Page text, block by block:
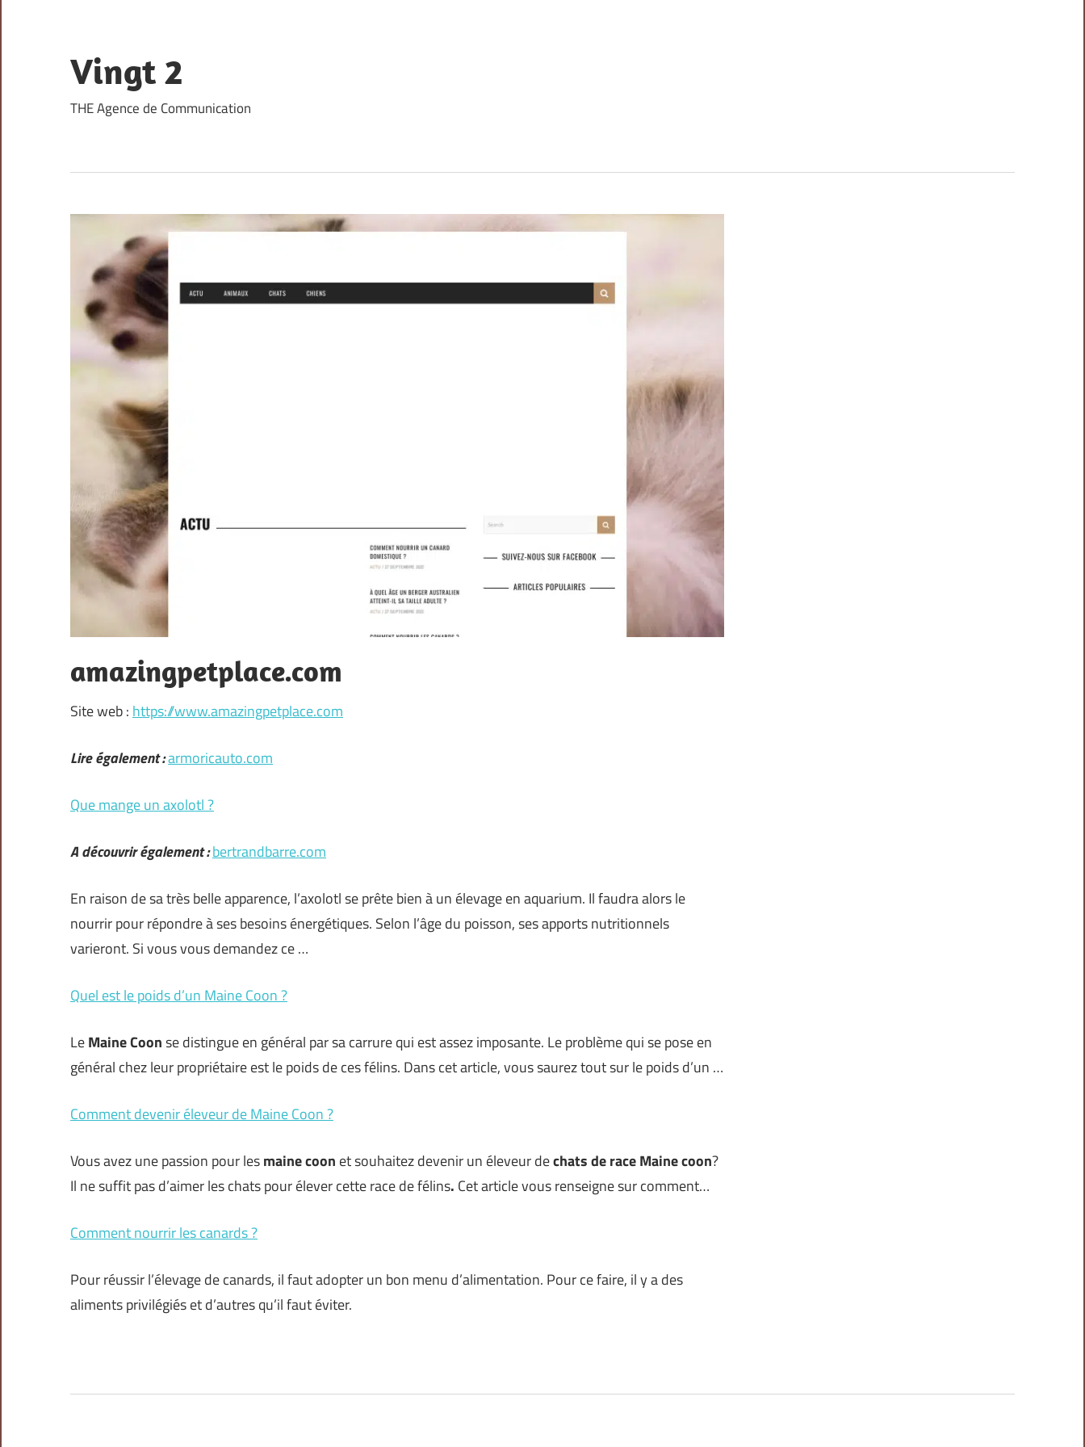
content
Vingt 2
THE Agence de Communication
amazingpetplace.com
Site web : https://www.amazingpetplace.com
Lire également :armoricauto.com
Que mange un axolotl ?
A découvrir également :bertrandbarre.com
En raison de sa très belle apparence, l’axolotl se prête bien à un élevage en aquarium. Il faudra alors le
nourrir pour répondre à ses besoins énergétiques. Selon l’âge du poisson, ses apports nutritionnels
varieront. Si vous vous demandez ce …
Quel est le poids d’un Maine Coon ?
LeMaine Coonse distingue en général par sa carrure qui est assez imposante. Le problème qui se pose en
général chez leur propriétaire est le poids de ces félins. Dans cet article, vous saurez tout sur le poids d’un …
Comment devenir éleveur de Maine Coon ?
Vous avez une passion pour lesmaine coon et souhaitez devenir un éleveur dechats de race Maine coon?
Il ne suffit pas d’aimer les chats pour élever cette race de félins. Cet article vous renseigne sur comment…
Comment nourrir les canards ?
Pour réussir l’élevage de canards, il faut adopter un bon menu d’alimentation. Pour ce faire, il y a des
aliments privilégiés et d’autres qu’il faut éviter.